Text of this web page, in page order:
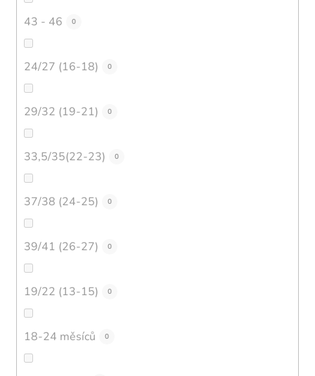
43 - 46 0
24/27 (16-18) 0
29/32 (19-21) 0
33,5/35(22-23) 0
37/38 (24-25) 0
39/41 (26-27) 0
19/22 (13-15) 0
18-24 měsíců 0